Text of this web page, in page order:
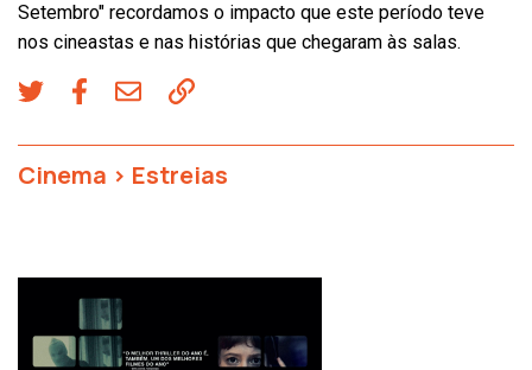
Setembro" recordamos o impacto que este período teve
nos cineastas e nas histórias que chegaram às salas.
Cinema > Estreias